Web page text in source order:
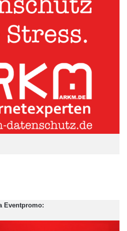
Deutschland AG/Joerg Mettlach“
hat das Bauamt Haren mit
Das Gebäude nutzt Erdwärme
zur Raumheizung und
kommt eine völlig neue
zum Einsatz. Der Home Energy
als Energiespeicher. Er basiert auf
RWE SmartHome. Der HEC
der Kindertagesstätte so
wenn die Sonne nicht scheint. So
erzeugter Strom vor Ort nutzen.
Eventpromo: